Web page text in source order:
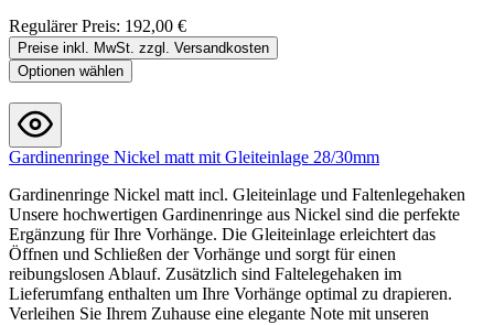
Regulärer Preis: 192,00 €
Preise inkl. MwSt. zzgl. Versandkosten
Optionen wählen
Gardinenringe Nickel matt mit Gleiteinlage 28/30mm
Gardinenringe Nickel matt incl. Gleiteinlage und Faltenlegehaken
Unsere hochwertigen Gardinenringe aus Nickel sind die perfekte
Ergänzung für Ihre Vorhänge. Die Gleiteinlage erleichtert das
Öffnen und Schließen der Vorhänge und sorgt für einen
reibungslosen Ablauf. Zusätzlich sind Faltelegehaken im
Lieferumfang enthalten um Ihre Vorhänge optimal zu drapieren.
Verleihen Sie Ihrem Zuhause eine elegante Note mit unseren